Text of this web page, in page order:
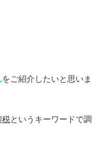
をご紹介したいと思いま
税というキーワードで調